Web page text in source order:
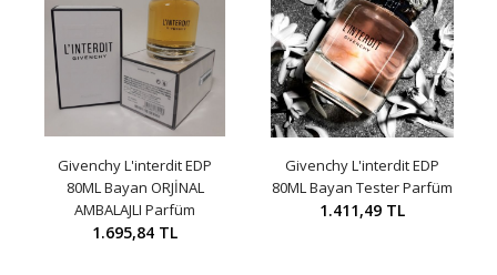
Givenchy L'interdit EDP
80ML Bayan ORJİNAL
AMBALAJLI Parfüm
1.695,84 TL
Givenchy L'interdit EDP
80ML Bayan Tester Parfüm
1.411,49 TL